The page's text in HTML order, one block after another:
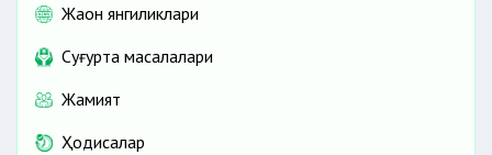
Жаҳон янгиликлари
Cуғурта масалалари
Жамият
Ҳодисалар